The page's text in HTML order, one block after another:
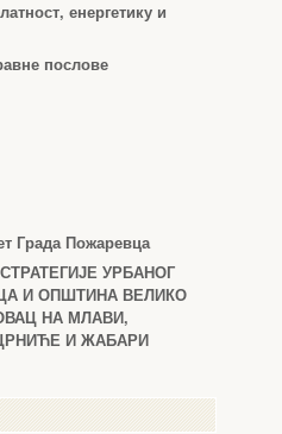
енергетику и
послове
Града Пожаревца
УРБАНОГ
И ОПШТИНА ВЕЛИКО
НА МЛАВИ,
И ЖАБАРИ